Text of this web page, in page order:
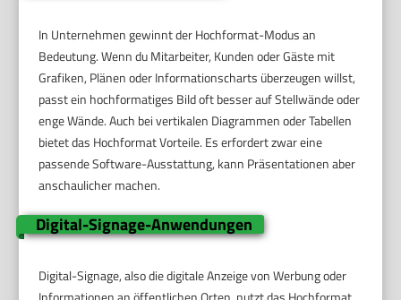
In Unternehmen gewinnt der Hochformat-Modus an
Bedeutung. Wenn du Mitarbeiter, Kunden oder Gäste mit
Grafiken, Plänen oder Informationscharts überzeugen willst,
passt ein hochformatiges Bild oft besser auf Stellwände oder
enge Wände. Auch bei vertikalen Diagrammen oder Tabellen
bietet das Hochformat Vorteile. Es erfordert zwar eine
passende Software-Ausstattung, kann Präsentationen aber
anschaulicher machen.
Digital-Signage-Anwendungen
Digital-Signage, also die digitale Anzeige von Werbung oder